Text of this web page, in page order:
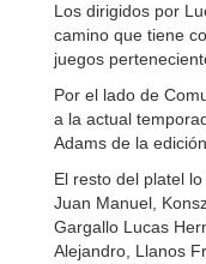
Los dirigidos por
camino que tiene
juegos
Por el lado de
a la actual
Adams de la
El resto del platel
Juan Manuel,
Gargallo Lucas
Alejandro, Llanos